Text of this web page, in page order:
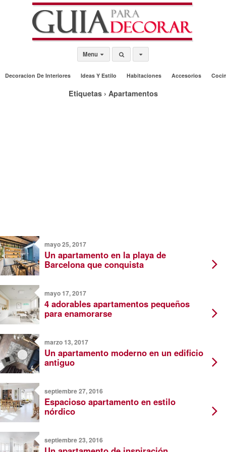
Menu
Decoracion De Interiores Ideas Y Estilo Habitaciones Accesorios
Etiquetas › Apartamentos
mayo 25, 2017
Un apartamento en la playa de
Barcelona que conquista
mayo 17, 2017
4 adorables apartamentos pequeños
para enamorarse
marzo 13, 2017
Un apartamento moderno en un edificio
antiguo
septiembre 27, 2016
Espacioso apartamento en estilo
nórdico
septiembre 23, 2016